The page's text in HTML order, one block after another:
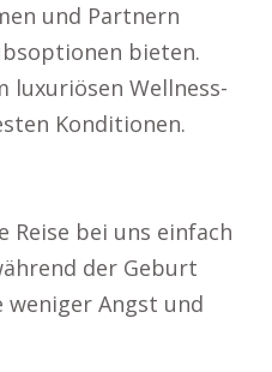
und Partnern
bieten.
luxuriösen Wellness-
Konditionen.
Reise bei uns einfach
der Geburt
Angst und